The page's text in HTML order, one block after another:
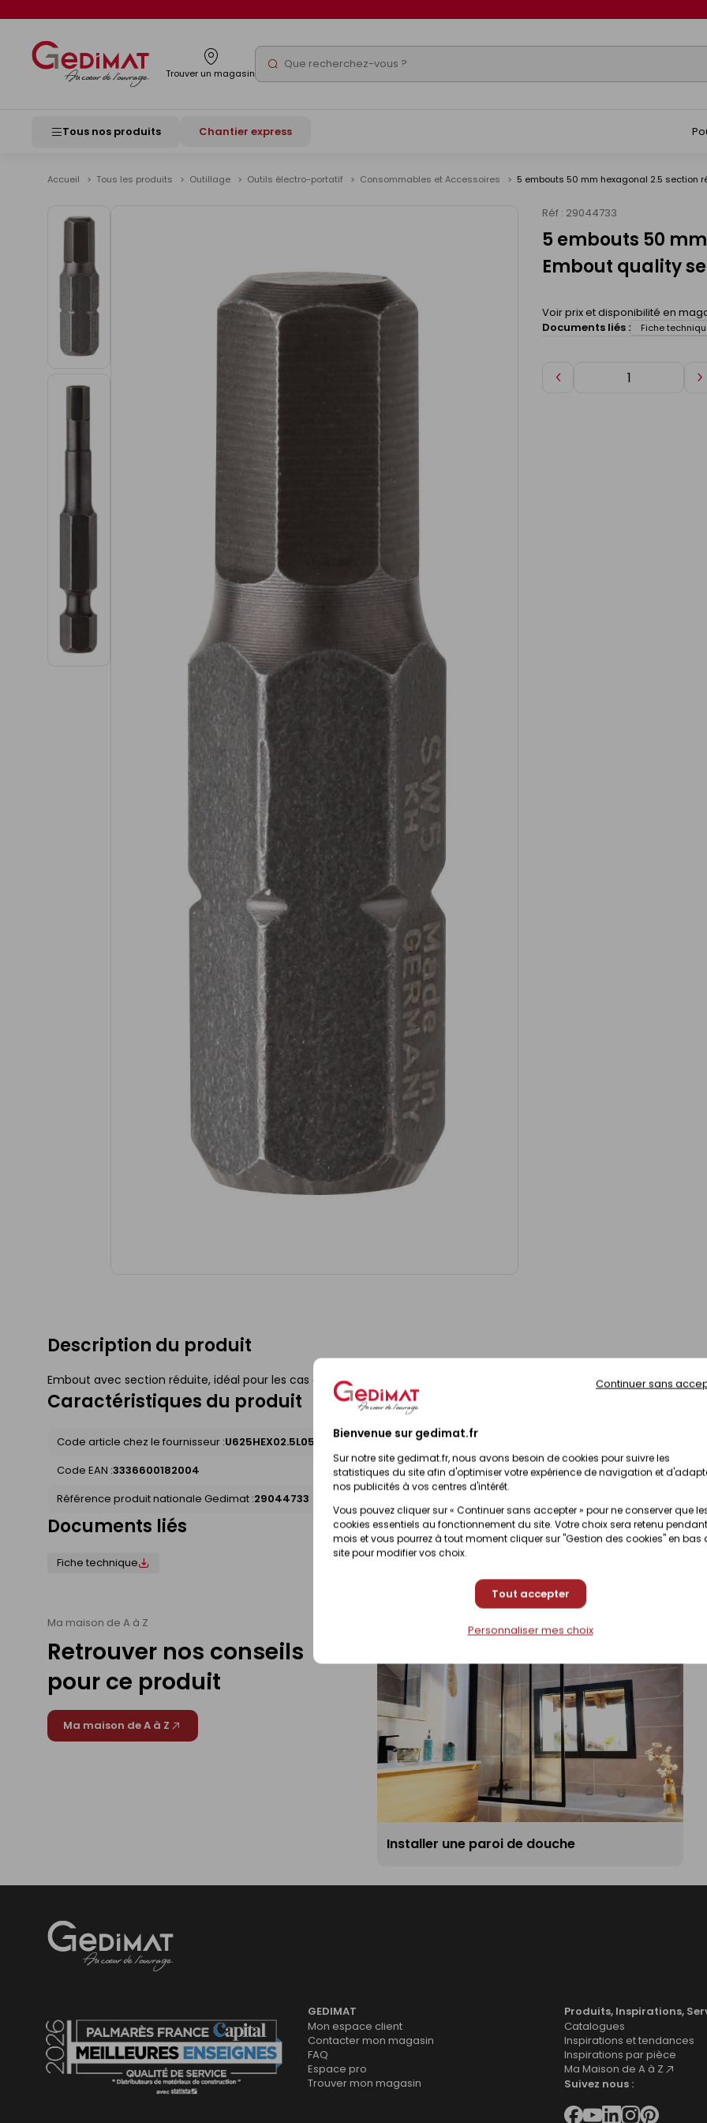
Bienvenue sur gedimat.fr
Sur notre site gedimat.fr, nous avons besoin de cookies pour suivre les
statistiques du site afin d'optimiser votre expérience de navigation et
nos publicités à vos centres d'intérêt.
Vous pouvez cliquer sur « Continuer sans accepter » pour ne conserver que
cookies essentiels au fonctionnement du site. Votre choix sera retenu pendant
mois et vous pourrez à tout moment cliquer sur "Gestion des cookies" en bas
site pour modifier vos choix.
Tout accepter
Continuer sans
Personnaliser mes choix
Trouver un magasin Rechercher
Tous nos produits Chantier express
Accueil Tous les produits Outillage Outils électro-portatif Consommables et Accessoires 5 embouts 50 mm hexagonal 2.5 section
Réf : 29044733
5 embouts 50
Embout quality
Voir prix et disponibilité en
Documents liés :
Fiche
Diminuer
Description du produit
Embout avec section réduite, idéal pour les cas de vissage difficile d'accès.
Caractéristiques du produit
Code article chez le fournisseur :U625HEX02.5L050
Code EAN :3336600182004
Référence produit nationale Gedimat :29044733
Documents liés
Fiche technique
Ma maison de A à Z
Retrouver nos conseils
pour ce produit
Ma maison de A à Z
Installer une paroi de douche
GEDIMAT
Mon espace client
Contacter mon magasin
FAQ
Espace pro
Trouver mon magasin
Produits, Inspirations,
Catalogues
Inspirations et tendances
Inspirations par pièce
Ma Maison de A à Z
Suivez nous :